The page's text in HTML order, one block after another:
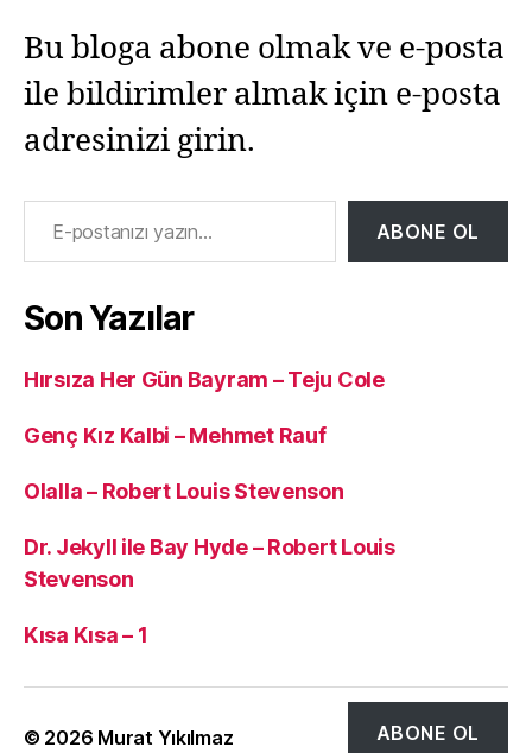
Bu bloga abone olmak ve e-posta
ile bildirimler almak için e-posta
adresinizi girin.
E-postanızı yazın…
ABONE OL
Son Yazılar
Hırsıza Her Gün Bayram – Teju Cole
Genç Kız Kalbi – Mehmet Rauf
Olalla – Robert Louis Stevenson
Dr. Jekyll ile Bay Hyde – Robert Louis
Stevenson
Kısa Kısa – 1
© 2026 Murat Yıkılmaz Yukarı
ABONE OL